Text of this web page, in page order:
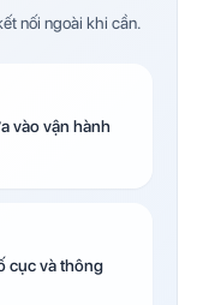
nối ngoài khi cần.
vào vận hành
cục và thông